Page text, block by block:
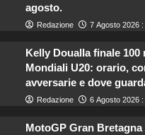
agosto.
Redazione 7 Agosto 2026 :
Kelly Doualla finale 100
Mondiali U20: orario,
avversarie e dove
Redazione 6 Agosto 2026 :
MotoGP Gran Bretagna